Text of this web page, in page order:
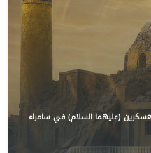
(عليهما السلام) في سامراء